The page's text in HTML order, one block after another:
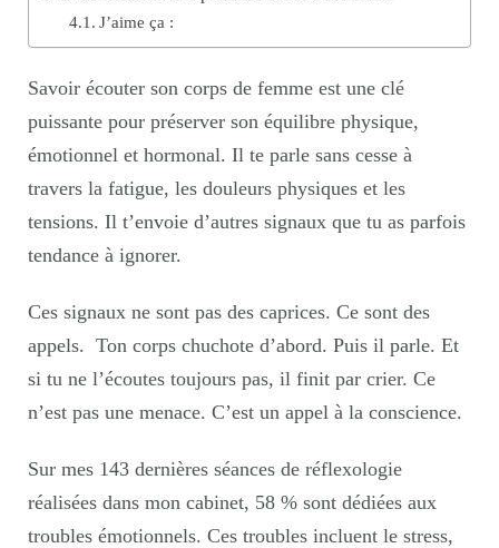
J’aime ça :
Savoir écouter son corps de femme est une clé
puissante pour préserver son équilibre physique,
émotionnel et hormonal. Il te parle sans cesse à
travers la fatigue, les douleurs physiques et les
tensions. Il t’envoie d’autres signaux que tu as parfois
tendance à ignorer.
Ces signaux ne sont pas des caprices. Ce sont des
appels. Ton corps chuchote d’abord. Puis il parle. Et
si tu ne l’écoutes toujours pas, il finit par crier. Ce
n’est pas une menace. C’est un appel à la conscience.
Sur mes 143 dernières séances de réflexologie
réalisées dans mon cabinet, 58 % sont dédiées aux
troubles émotionnels. Ces troubles incluent le stress,